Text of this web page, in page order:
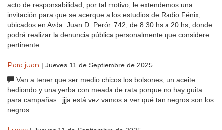
acto de responsabilidad, por tal motivo, le extendemos una
invitación para que se acerque a los estudios de Radio Fénix,
ubicados en Avda. Juan D. Perón 742, de 8.30 hs a 20 hs, donde
podrá realizar la denuncia pública personalmente que considere
pertinente.
Para juan | Jueves 11 de Septiembre de 2025
Van a tener que ser medio chicos los bolsones, un aceite
hediondo y una yerba con meada de rata porque no hay guita
para campañas.. jjja está vez vamos a ver qué tan negros son los
negros...